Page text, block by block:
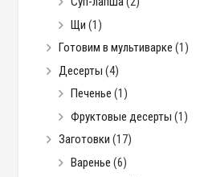
Щи (1)
Готовим в мультиварке (1)
Десерты (4)
Печенье (1)
Фруктовые десерты (1)
Заготовки (17)
Варенье (6)